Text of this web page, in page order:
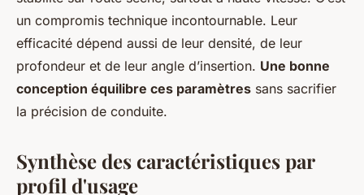
un compromis technique incontournable. Leur
efficacité dépend aussi de leur densité, de leur
profondeur et de leur angle d’insertion. Une bonne
conception équilibre ces paramètres sans sacrifier
la précision de conduite.
Synthèse des caractéristiques par
profil d'usage